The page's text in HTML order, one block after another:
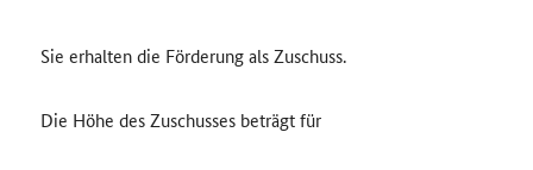
Sie erhalten die Förderung als Zuschuss.
Die Höhe des Zuschusses beträgt für